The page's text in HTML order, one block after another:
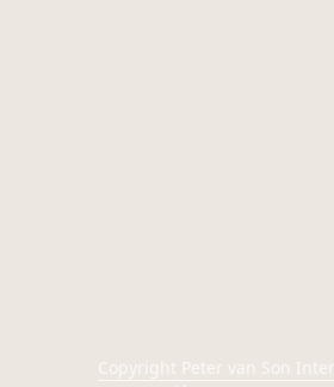
Copyright Peter van Son